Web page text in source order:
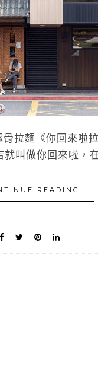
拉麵《你回來啦
就叫做你回來啦
READING